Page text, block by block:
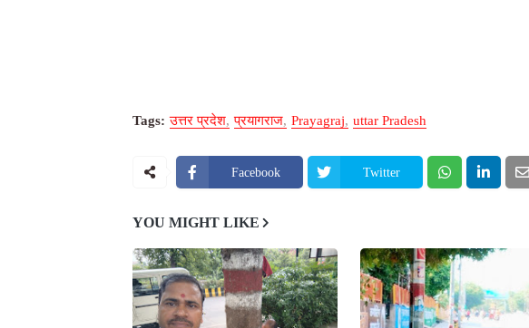
Tags: उत्तर प्रदेश प्रयागराज Prayagraj uttar Pradesh
Facebook Twitter
YOU MIGHT LIKE